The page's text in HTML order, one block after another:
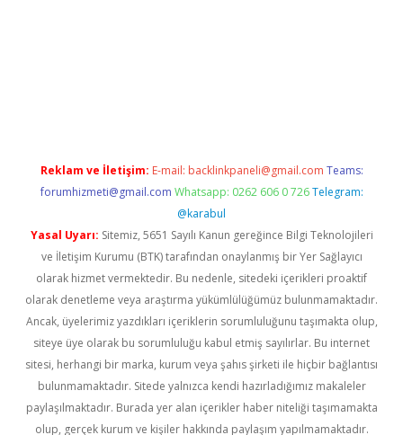
Reklam ve İletişim: E-mail: backlinkpaneli@gmail.com Teams:
forumhizmeti@gmail.com Whatsapp: 0262 606 0 726 Telegram:
@karabul
Yasal Uyarı: Sitemiz, 5651 Sayılı Kanun gereğince Bilgi Teknolojileri
ve İletişim Kurumu (BTK) tarafından onaylanmış bir Yer Sağlayıcı
olarak hizmet vermektedir. Bu nedenle, sitedeki içerikleri proaktif
olarak denetleme veya araştırma yükümlülüğümüz bulunmamaktadır.
Ancak, üyelerimiz yazdıkları içeriklerin sorumluluğunu taşımakta olup,
siteye üye olarak bu sorumluluğu kabul etmiş sayılırlar. Bu internet
sitesi, herhangi bir marka, kurum veya şahıs şirketi ile hiçbir bağlantısı
bulunmamaktadır. Sitede yalnızca kendi hazırladığımız makaleler
paylaşılmaktadır. Burada yer alan içerikler haber niteliği taşımamakta
olup, gerçek kurum ve kişiler hakkında paylaşım yapılmamaktadır.